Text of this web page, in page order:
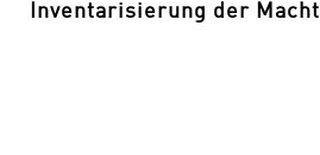
Inventarisierung der Macht